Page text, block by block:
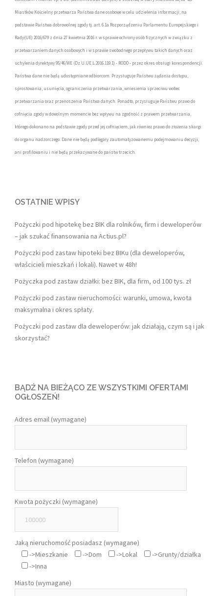
Miastków Kościelny przetwarza Państwa dane osobowe w celu udzielenia informacji, na
podstawie Państwa dobrowolnej zgody tj. art. 6.1a Rozporządzeniu Parlamentu Europejskiego i
Rady(UE) 2016/679 z dnia 27 kwietnia 2016 r. w sprawie ochrony osób fizycznych w związku z
przetwarzaniem danych osobowych i w sprawie swobodnego przepływu takich danych oraz
uchylenia dyrektywy 95/46/WE (Dz.U.UE.L.2016.119.1) - RODO - przez okres obsługi korespondencji.
Państwa dane nie będą udostępniane odbiorcom. Przysługuje Państwu żądania dostępu,
sprostowania, usunięcia, ograniczenia przetwarzania, wniesienia sprzeciwu wobec
przetwarzania oraz przenoszenia Państwa danych. Ponadto, przysługuje Państwu prawo do
cofnięcia zgody w dowolnym momencie bez wpływu na zgodność z prawem przetwarzania,
którego dokonano na podstawie zgody przed jej cofnięciem, jak również prawo do złożenia skargi
do organu nadzorczego. Dane nie będą podlegały zautomatyzowanemu podejmowaniu decyzji,
ani profilowaniu i nie będą przekazywane do państw trzecich.
OSTATNIE WPISY
Pożyczki pod hipotekę bez BIK dla rolników, firm i deweloperów
– jak szukać finansowania na Actius.pl?
Pożyczki pod zastaw hipoteki bez BIKu (dla deweloperów,
właścicieli mieszkań i lokali). Nawet w 48h!
Pożyczka pod zastaw działki: bez BIK, dla firm, od 100 tys. zł
Pożyczki pod zastaw nieruchomości: warunki, umowa, kwota
maksymalna i okres spłaty.
Pożyczki pod zastaw dla deweloperów: jak działają, czym są i jak
skorzystać?
BĄDŹ NA BIEŻĄCO ZE WSZYSTKIMI OFERTAMI
OGŁOSZEŃ!
Adres email (wymagane)
Telefon (wymagane)
Kwota pożyczki (wymagane)
Jaką nieruchomość posiadasz (wymagane)
->Mieszkanie
->Dom ->Lokal
->Grunty/działka
->Inna
Miasto (wymagane)